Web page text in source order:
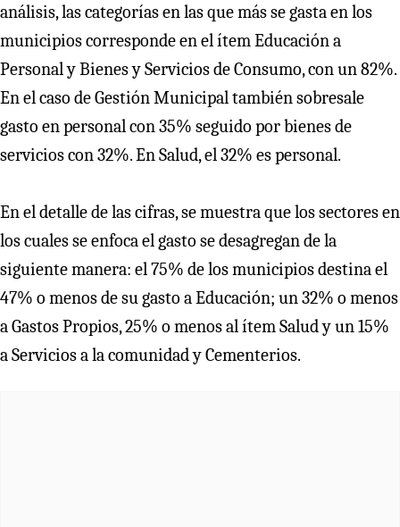
análisis, las categorías en las que más se gasta en los
municipios corresponde en el ítem Educación a
Personal y Bienes y Servicios de Consumo, con un 82%.
En el caso de Gestión Municipal también sobresale
gasto en personal con 35% seguido por bienes de
servicios con 32%. En Salud, el 32% es personal.
En el detalle de las cifras, se muestra que los sectores en
los cuales se enfoca el gasto se desagregan de la
siguiente manera: el 75% de los municipios destina el
47% o menos de su gasto a Educación; un 32% o menos
a Gastos Propios, 25% o menos al ítem Salud y un 15%
a Servicios a la comunidad y Cementerios.